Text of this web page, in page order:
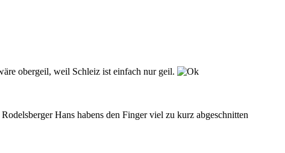
obergeil, weil Schleiz ist einfach nur geil.
Hans habens den Finger viel zu kurz abgeschnitten